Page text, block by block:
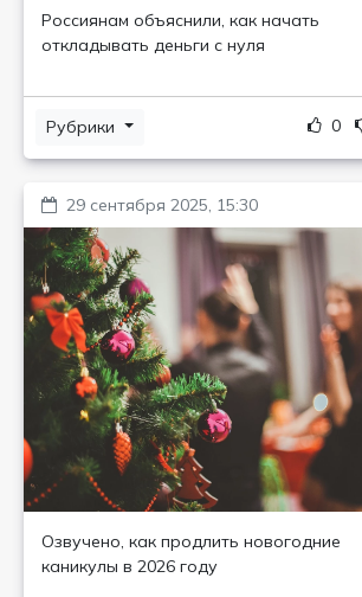
Россиянам объяснили, как начать
откладывать деньги с нуля
Рубрики 0
29 сентября 2025, 15:30
Озвучено, как продлить новогодние
каникулы в 2026 году